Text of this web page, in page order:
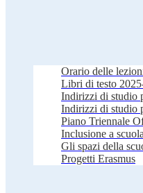
Orario delle
Libri di testo
Indirizzi di studio
Indirizzi di studio
Piano Triennale
Inclusione a scuola
Gli spazi della
Progetti Erasmus